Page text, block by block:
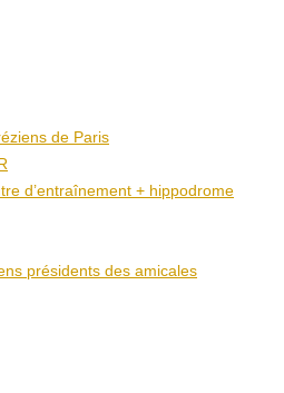
de Paris
d’entraînement + hippodrome
présidents des amicales